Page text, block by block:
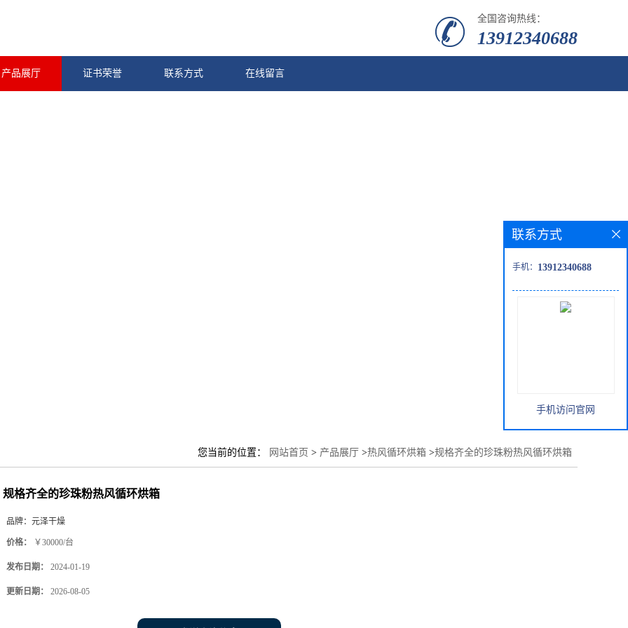
全国咨询热线：
13912340688
产品展厅 证书荣誉 联系方式 在线留言
您当前的位置： 网站首页 > 产品展厅 >热风循环烘箱 >规格齐全的珍珠粉热风循环烘箱
规格齐全的珍珠粉热风循环烘箱
品牌： 元泽干燥
价格： ￥30000/台
发布日期： 2024-01-19
更新日期： 2026-08-05
联系方式
手机： 13912340688
手机访问官网